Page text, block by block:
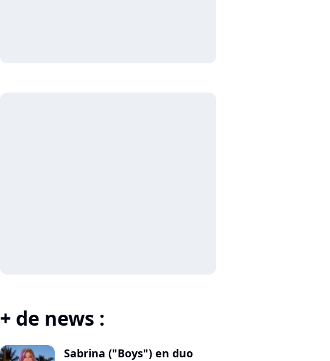
+ de news :
Sabrina ("Boys") en duo